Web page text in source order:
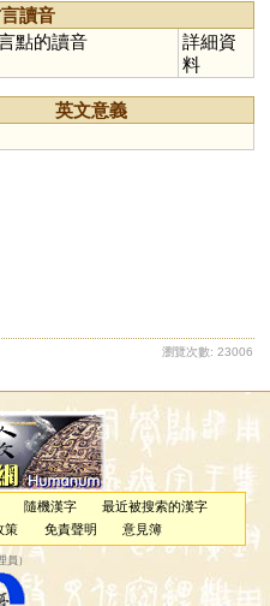
讀音
點的讀音
詳細資
料
英文意義
瀏覽次數: 23006
隨機漢字
最近被搜索的漢字
策 免責聲明 意見簿
員）